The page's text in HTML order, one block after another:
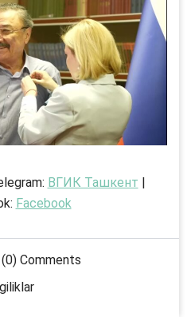
ВГИК Ташкент |
Facebook
(0) Comments